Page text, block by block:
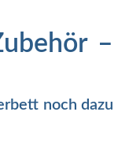
–
noch dazu